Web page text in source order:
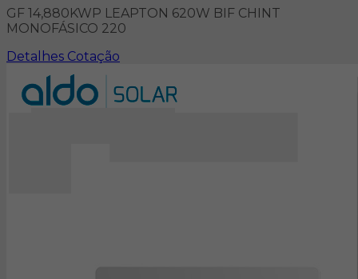
GF 14,880KWP LEAPTON 620W BIF CHINT
MONOFÁSICO 220
Detalhes Cotação